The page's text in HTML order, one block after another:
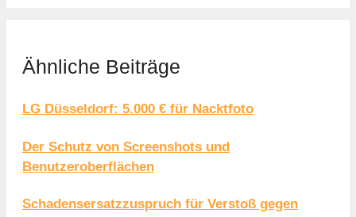
Ähnliche Beiträge
LG Düsseldorf: 5.000 € für Nacktfoto
Der Schutz von Screenshots und
Benutzeroberflächen
Schadensersatzzuspruch für Verstoß gegen